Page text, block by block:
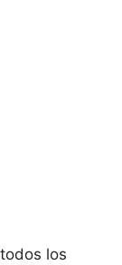
los